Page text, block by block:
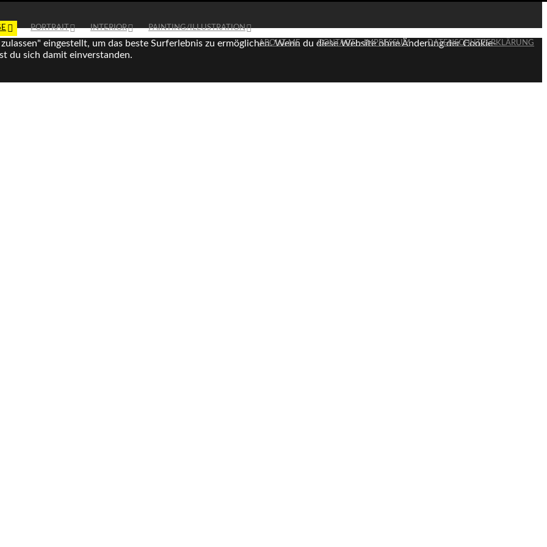
PORTRAIT INTERIOR
PAINTING/ILLUSTRATION
ABOUT ME
CONTACT – IMPRESSUM DATENSCHUTZERKLÄRUNG
eingestellt, um das beste Surferlebnis zu ermöglichen. Wenn du diese Website ohne Änderung der Cookie-
du sich damit einverstanden.